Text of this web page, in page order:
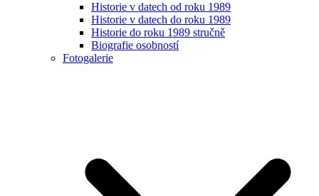
Historie v datech od roku 1989
Historie v datech do roku 1989
Historie do roku 1989 stručně
Biografie osobností
Fotogalerie